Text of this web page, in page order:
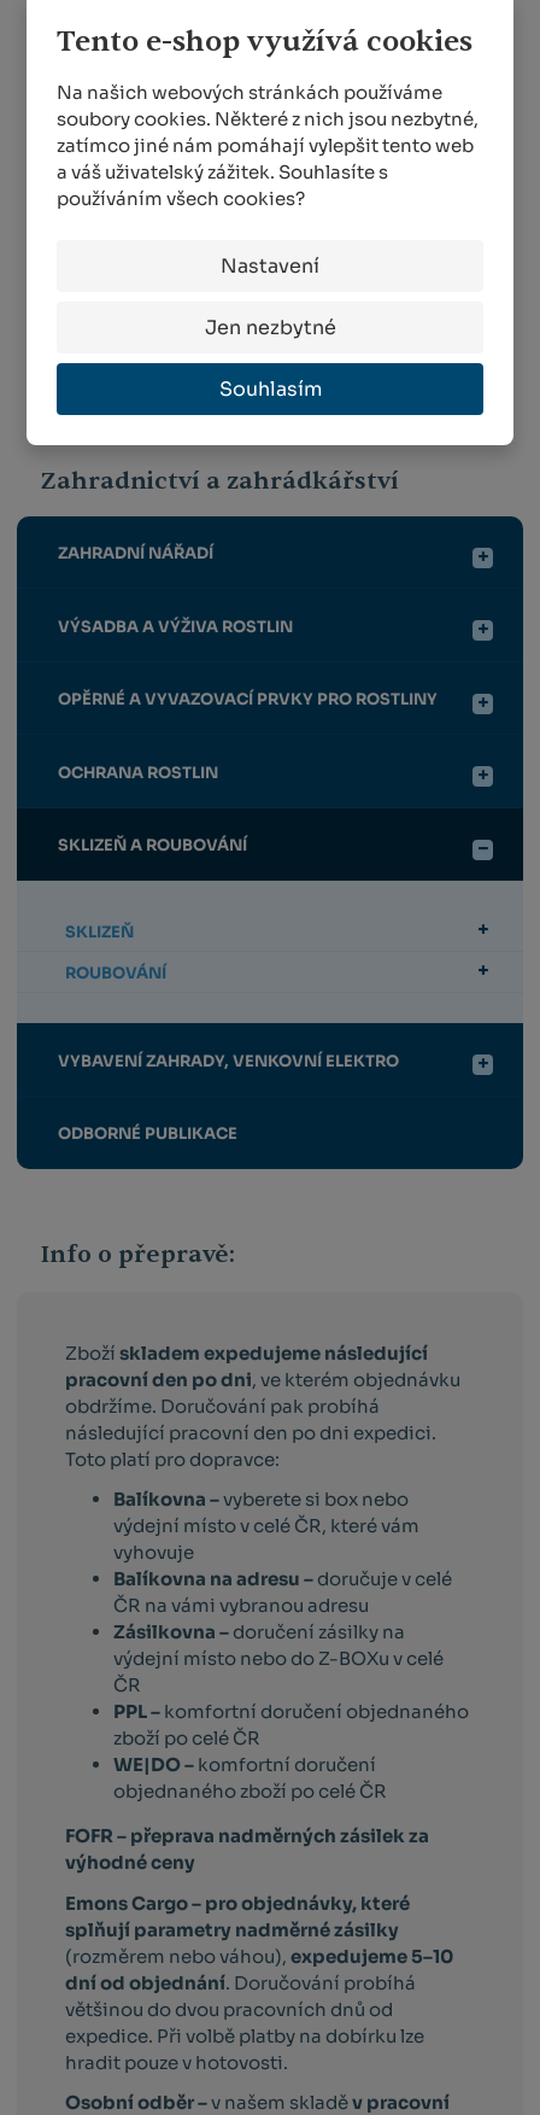
Tento e-shop využívá cookies
Na našich webových stránkách používáme
soubory cookies. Některé z nich jsou nezbytné,
zatímco jiné nám pomáhají vylepšit tento web
a váš uživatelský zážitek. Souhlasíte s
používáním všech cookies?
Nastavení
Jen nezbytné
Souhlasím
Barel, sud na zelí 10
l
SKLADEM MÉNĚ NEŽ 5 KS
Fermentační víčko
velké 1 ks
SKLADEM MÉNĚ NEŽ 5 KS
1 2 3 4
Zahradnictví a zahrádkářství
ZAHRADNÍ NÁŘADÍ
VÝSADBA A VÝŽIVA ROSTLIN
OPĚRNÉ A VYVAZOVACÍ PRVKY PRO ROSTLINY
OCHRANA ROSTLIN
SKLIZEŇ A ROUBOVÁNÍ
SKLIZEŇ
ROUBOVÁNÍ
VYBAVENÍ ZAHRADY, VENKOVNÍ ELEKTRO
ODBORNÉ PUBLIKACE
Info o přepravě:
Zbožískladem expedujeme následující
pracovní den po dni, ve kterém objednávku
obdržíme. Doručování pak probíhá
následující pracovní den po dni expedici.
Toto platí pro dopravce:
Balíkovna –vyberete si box nebo
výdejní místo v celé ČR, které vám
vyhovuje
Balíkovna na adresu – doručuje v celé
ČR na vámi vybranou adresu
Zásilkovna – doručení zásilky na
výdejní místo nebo do Z-BOXu v celé
ČR
PPL – komfortní doručení objednaného
zboží po celé ČR
WE|DO – komfortní doručení
objednaného zboží po celé ČR
FOFR – přeprava nadměrných zásilek za
výhodné ceny
Emons Cargo – pro objednávky, které
splňují parametry nadměrné zásilky
(rozměrem nebo váhou),expedujeme 5–10
dní od objednání. Doručování probíhá
většinou do dvou pracovních dnů od
expedice. Při volbě platby na dobírku lze
hradit pouze v hotovosti.
Osobní odběr –v našem skladěv pracovní